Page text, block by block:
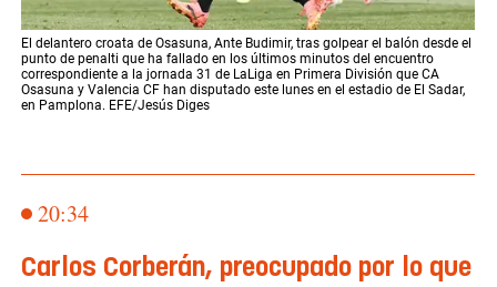
El delantero croata de Osasuna, Ante Budimir, tras golpear el balón desde el
punto de penalti que ha fallado en los últimos minutos del encuentro
correspondiente a la jornada 31 de LaLiga en Primera División que CA
Osasuna y Valencia CF han disputado este lunes en el estadio de El Sadar,
en Pamplona. EFE/Jesús Diges
20:34
Carlos Corberán, preocupado por lo que